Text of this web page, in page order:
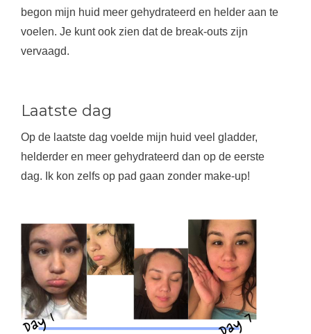
begon mijn huid meer gehydrateerd en helder aan te
voelen. Je kunt ook zien dat de break-outs zijn
vervaagd.
Laatste dag
Op de laatste dag voelde mijn huid veel gladder,
helderder en meer gehydrateerd dan op de eerste
dag. Ik kon zelfs op pad gaan zonder make-up!